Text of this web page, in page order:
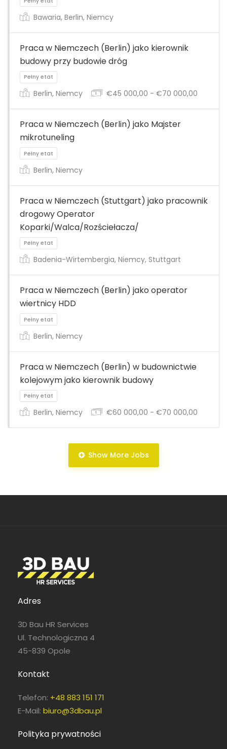
Pełny etat
Bawaria, Berlin, Niemcy
Praca w Niemczech (Berlin) jako kierownik
budowy przy budowie dróg
Berlin, Niemcy €45 000,00 - €70 000,00
Praca w Niemczech (Berlin) jako Majster
mikrotuneling
Pełny etat
Berlin, Niemcy
Praca w Niemczech (Stuttgart) jako pracownik
drogowy Operator
Koparki/Walca/Rozściełacza/
Badenia-Wirtembergia, Niemcy, Stuttgart
Praca w Niemczech (Berlin) jako operator
wiertnicy HDD
Pełny etat
Berlin, Niemcy
Praca w Niemczech (Berlin) w budownictwie
kolejowym jako kierownik budowy
Pełny etat
Berlin, Niemcy €60 000,00 - €70 000,00
Show More Jobs
Adres
3D Bau HR Services
Ul. Technologiczna 4
45-839 Opole
Kontakt
Telefon: +48 883 151 171
E-Mail: biuro@3dbau.pl
Polityka prywatności